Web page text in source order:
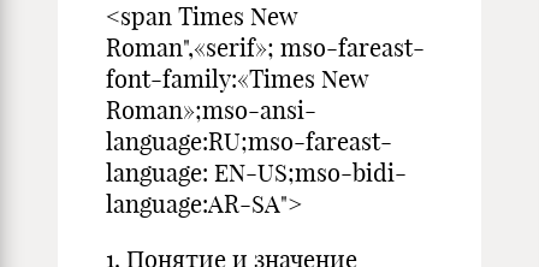
<span Times New
Roman",«serif»; mso-fareast-
font-family:«Times New
Roman»;mso-ansi-
language:RU;mso-fareast-
language: EN-US;mso-bidi-
language:AR-SA">
1. Понятие и значение